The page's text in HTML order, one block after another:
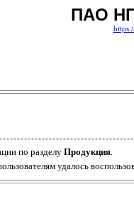
ПАО
по разделу Продукция
удалось